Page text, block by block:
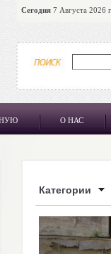
Сегодня 7 Августа 2026
О НАС
Категории